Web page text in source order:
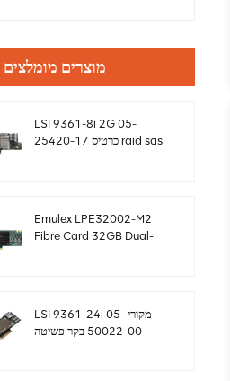
מוצרים מומלצים
LSI 9361-8i 2G 05-
25420-17 כרטיס raid sas
Emulex LPE32002-M2
Fibre Card 32GB Dual-
LSI 9361-24i מקורי 05-
50022-00 בקר פשיטה